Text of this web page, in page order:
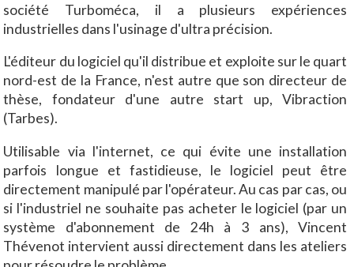
société Turboméca, il a plusieurs expériences
industrielles dans l'usinage d'ultra précision.
L'éditeur du logiciel qu'il distribue et exploite sur le quart
nord-est de la France, n'est autre que son directeur de
thèse, fondateur d'une autre start up, Vibraction
(Tarbes).
Utilisable via l'internet, ce qui évite une installation
parfois longue et fastidieuse, le logiciel peut être
directement manipulé par l'opérateur. Au cas par cas, ou
si l'industriel ne souhaite pas acheter le logiciel (par un
système d'abonnement de 24h à 3 ans), Vincent
Thévenot intervient aussi directement dans les ateliers